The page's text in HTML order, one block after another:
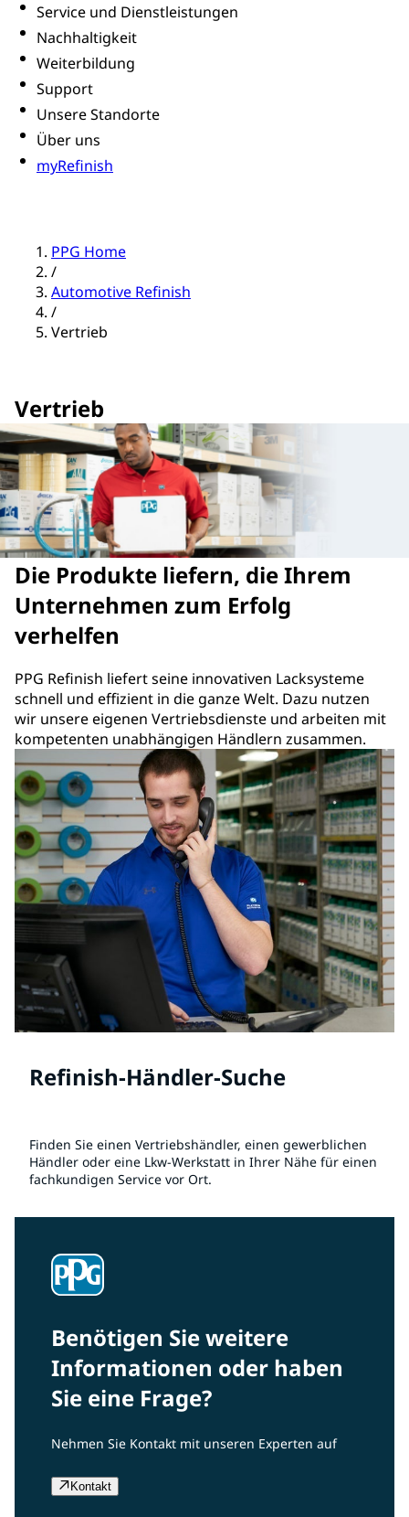
Service und Dienstleistungen
Nachhaltigkeit
Weiterbildung
Support
Unsere Standorte
Über uns
myRefinish
PPG Home
/
Automotive Refinish
/
Vertrieb
Vertrieb
Die Produkte liefern, die Ihrem
Unternehmen zum Erfolg
verhelfen
PPG Refinish liefert seine innovativen Lacksysteme
schnell und effizient in die ganze Welt. Dazu nutzen
wir unsere eigenen Vertriebsdienste und arbeiten mit
kompetenten unabhängigen Händlern zusammen.
Refinish-Händler-Suche
Finden Sie einen Vertriebshändler, einen gewerblichen
Händler oder eine Lkw-Werkstatt in Ihrer Nähe für einen
fachkundigen Service vor Ort.
Benötigen Sie weitere
Informationen oder haben
Sie eine Frage?
Nehmen Sie Kontakt mit unseren Experten auf
Kontakt